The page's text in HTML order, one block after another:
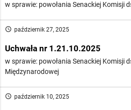
w sprawie: powołania Senackiej Komisji
access_time październik 27, 2025
Uchwała nr 1.21.10.2025
w sprawie: powołania Senackiej Komisji
Międzynarodowej
access_time październik 10, 2025